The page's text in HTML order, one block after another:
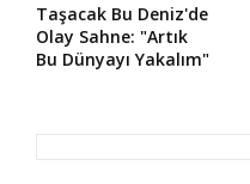
Taşacak Bu Deniz'de
Olay Sahne: "Artık
Bu Dünyayı Yakalım"